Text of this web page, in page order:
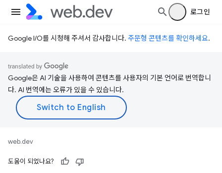
로그인
Google I/O를 시청해 주셔서 감사합니다. 주문형 콘텐츠를 확인하세요.
Google은 AI 기술을 사용하여 콘텐츠를 사용자의 기본 언어로 번역합니
다. AI 번역에는 오류가 있을 수 있습니다.
web.dev
도움이 되었나요?